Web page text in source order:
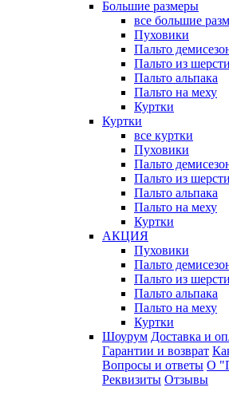
Большие размеры
все большие
Пуховики
Пальто
Пальто из шерсти
Пальто альпака
Пальто на меху
Куртки
Куртки
все куртки
Пуховики
Пальто
Пальто из шерсти
Пальто альпака
Пальто на меху
Куртки
АКЦИЯ
Пуховики
Пальто
Пальто из шерсти
Пальто альпака
Пальто на меху
Куртки
Шоурум Доставка и
Гарантии и возврат
Вопросы и ответы О
Реквизиты Отзывы